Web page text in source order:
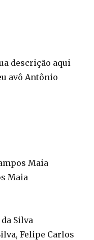
descrição aqui
avô Antônio
Maia
Maia
Silva
Felipe Carlos